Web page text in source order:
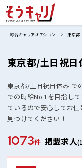
綜合キャリアオプション 東京都
東京都/土日祝
東京都/土日祝日休み で
での時給No.1を目指し
ているので安心してお
見つけてください！
1073件 掲載求人